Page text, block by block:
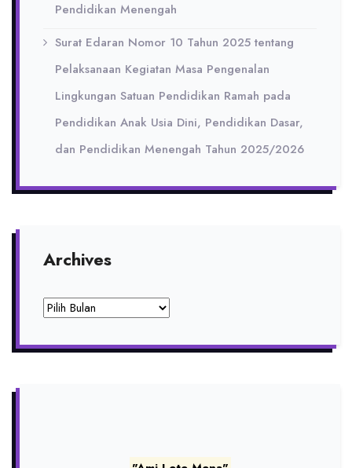
Pendidikan Menengah
Surat Edaran Nomor 10 Tahun 2025 tentang
Pelaksanaan Kegiatan Masa Pengenalan
Lingkungan Satuan Pendidikan Ramah pada
Pendidikan Anak Usia Dini, Pendidikan Dasar,
dan Pendidikan Menengah Tahun 2025/2026
Archives
Archives